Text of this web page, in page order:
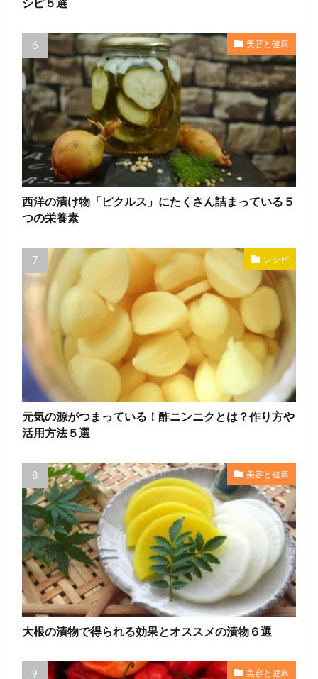
シピ５選
美容と健康
西洋の漬け物「ピクルス」にたくさん詰まっている５
つの栄養素
レシピ
元気の源がつまっている！酢ニンニクとは？作り方や
活用方法５選
美容と健康
大根の漬物で得られる効果とオススメの漬物６選
美容と健康